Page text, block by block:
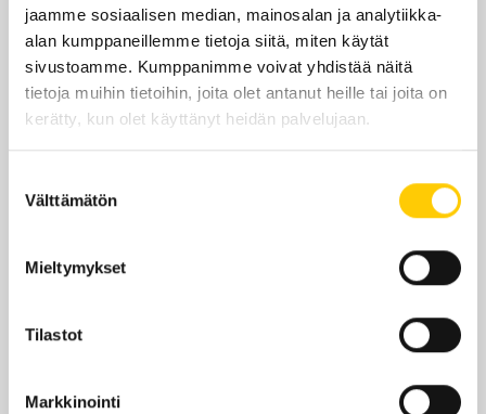
jaamme sosiaalisen median, mainosalan ja analytiikka-
alan kumppaneillemme tietoja siitä, miten käytät
sivustoamme. Kumppanimme voivat yhdistää näitä
tietoja muihin tietoihin, joita olet antanut heille tai joita on
kerätty, kun olet käyttänyt heidän palvelujaan.
valinta
Välttämätön
Mieltymykset
Tilastot
Markkinointi
Poikkeavat aukioloajat
31.10.2026
Suljettu
24.12.2026
Suljettu
01.01.2027
Suljettu
Yhteystiedot